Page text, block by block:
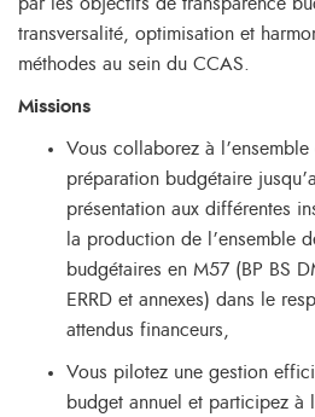
transversalité, optimisation et
méthodes au sein du CCAS.
Missions
Vous collaborez à
préparation budgétaire
présentation aux différentes
la production de l’ensemble
budgétaires en M57 (BP BS
ERRD et annexes) dans le
attendus financeurs,
Vous pilotez une gestion
budget annuel et participez à